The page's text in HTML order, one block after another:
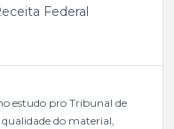
Federal
estudo pro Tribunal de
do material,